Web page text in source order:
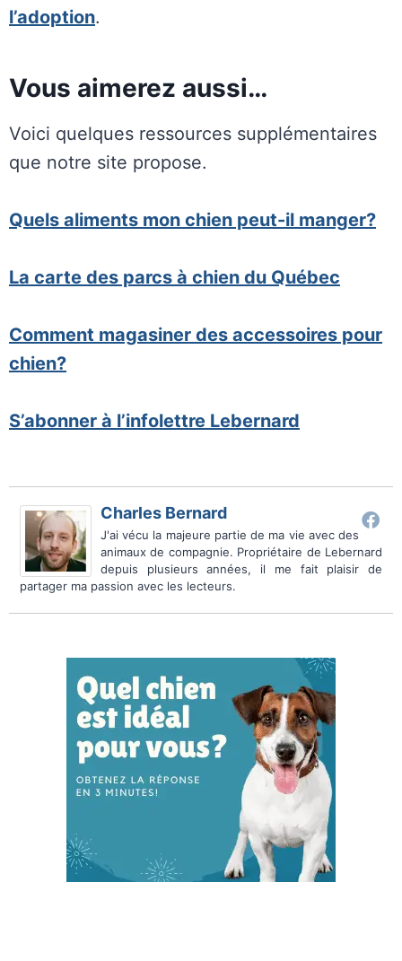
l’adoption.
Vous aimerez aussi…
Voici quelques ressources supplémentaires
que notre site propose.
Quels aliments mon chien peut-il manger?
La carte des parcs à chien du Québec
Comment magasiner des accessoires pour
chien?
S’abonner à l’infolettre Lebernard
Charles Bernard
J'ai vécu la majeure partie de ma vie avec des
animaux de compagnie. Propriétaire de Lebernard
depuis plusieurs années, il me fait plaisir de
partager ma passion avec les lecteurs.